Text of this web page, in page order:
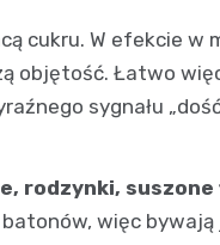
cukru. W efekcie w
objętość. Łatwo
sygnału
rodzynki, suszone
więc